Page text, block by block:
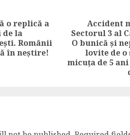
Previous
post:
o replică a
la
Românii
în neștire!
Next
post:
Accident
Sectorul 3 al
O bunică și
lovite de
micuța de 5